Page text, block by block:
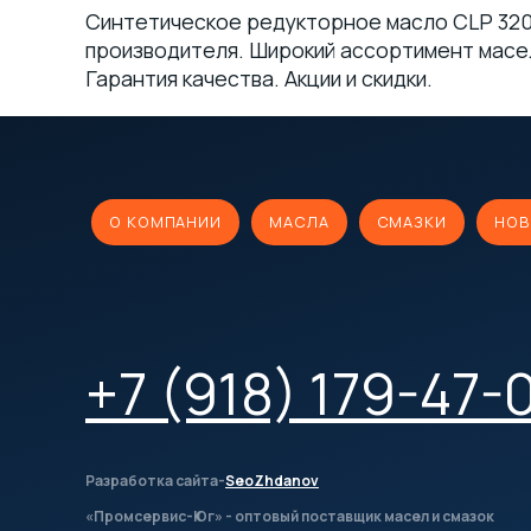
Технологические смазки(6)
Железнодорожные смазки(2)
Силиконовые смазки(3)
Очистители
Пасты(8)
Материалы для пищевой
промышленности с допуском
Синтетическое редукторное масло CLP
производителя. Широкий ассортимент
Гарантия качества. Акции и скидки.
О КОМПАНИИ МАСЛА СМАЗКИ
+7 (918) 179-47-
Разработка сайта-SeoZhdanov
«Промсервис-Юг» - оптовый поставщик масел и смазок